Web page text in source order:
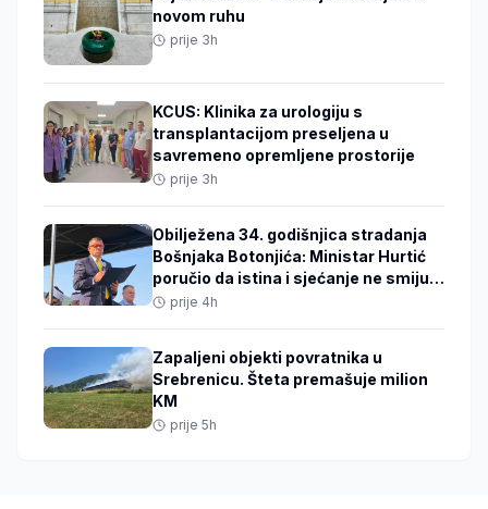
novom ruhu
prije 3h
KCUS: Klinika za urologiju s
transplantacijom preseljena u
savremeno opremljene prostorije
prije 3h
Obilježena 34. godišnjica stradanja
Bošnjaka Botonjića: Ministar Hurtić
poručio da istina i sjećanje ne smiju
izblijedjeti
prije 4h
Zapaljeni objekti povratnika u
Srebrenicu. Šteta premašuje milion
KM
prije 5h